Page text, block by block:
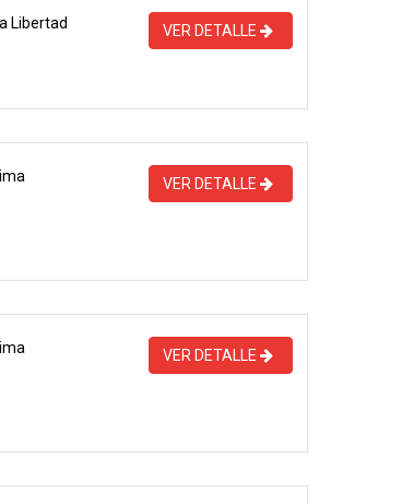
Libertad VER DETALLE
VER DETALLE
VER DETALLE